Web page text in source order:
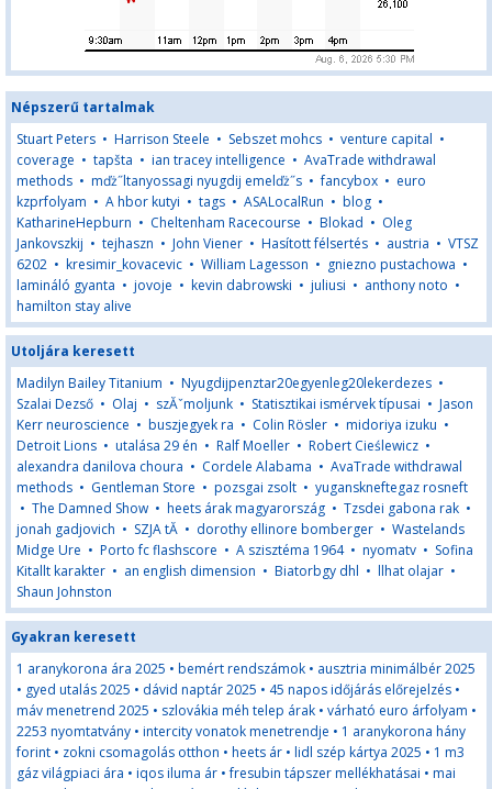
Népszerű tartalmak
Stuart Peters • Harrison Steele • Sebszet mohcs • venture capital •
coverage • tapšta • ian tracey intelligence • AvaTrade withdrawal
methods • mďż˝ltanyossagi nyugdij emelďż˝s •fancybox • euro
kzprfolyam • A hbor kutyi • tags • ASALocalRun • blog •
KatharineHepburn • Cheltenham Racecourse • Blokad • Oleg
Jankovszkij • tejhaszn • John Viener • Hasított félsertés • austria • VTSZ
6202 • kresimir_kovacevic • William Lagesson • gniezno pustachowa •
lamináló gyanta • jovoje • kevin dabrowski • juliusi • anthony noto •
hamilton stay alive
Utoljára keresett
Madilyn Bailey Titanium • Nyugdijpenztar20egyenleg20lekerdezes •
Szalai Dezső • Olaj • szĂˇmoljunk • Statisztikai ismérvek típusai • Jason
Kerr neuroscience • buszjegyek ra • Colin Rösler • midoriya izuku •
Detroit Lions • utalása 29 én • Ralf Moeller • Robert Cieślewicz •
alexandra danilova choura • Cordele Alabama • AvaTrade withdrawal
methods • Gentleman Store • pozsgai zsolt • yuganskneftegaz rosneft
• The Damned Show • heets árak magyarország • Tzsdei gabona rak •
jonah gadjovich • SZJA tĂ • dorothy ellinore bomberger • Wastelands
Midge Ure • Porto fc flashscore • A szisztéma 1964• nyomatv • Sofina
Kitallt karakter • an english dimension • Biatorbgy dhl • llhat olajar •
Shaun Johnston
Gyakran keresett
1 aranykorona ára 2025 • bemért rendszámok • ausztria minimálbér 2025
• gyed utalás 2025 • dávid naptár 2025 • 45 napos időjárás előrejelzés •
máv menetrend 2025 • szlovákia méh telep árak • várható euro árfolyam •
2253 nyomtatvány • intercity vonatok menetrendje • 1 aranykorona hány
forint • zokni csomagolás otthon • heets ár • lidl szép kártya 2025 • 1 m3
gáz világpiaci ára • iqos iluma ár •fresubin tápszer mellékhatásai • mai